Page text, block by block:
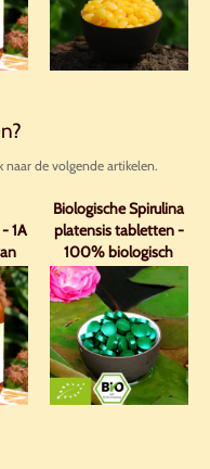
naar de volgende artikelen.
1A
Biologische Spirulina
platensis tabletten -
100% biologisch
gecertificeerd